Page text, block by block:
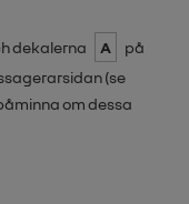
dekalerna A
på
(se
om dessa